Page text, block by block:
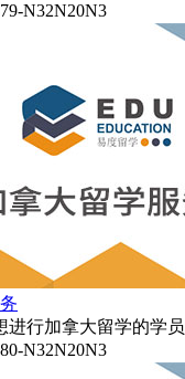
N32N20N3
进行加拿大留学的学员
N32N20N3